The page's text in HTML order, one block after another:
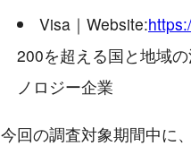
Visa｜Website:
200を超える国と地域
ノロジー企業
今回の調査対象期間中に